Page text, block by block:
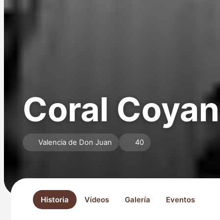
Coral
Valencia de Don Juan 40
Historia Vídeos Galería Eventos